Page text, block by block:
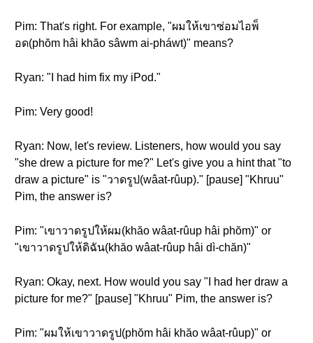
Pim: That's right. For example, "ผมให้เขาซ่อมไอพ็
อด(phŏm hâi khăo sâwm ai-pháwt)" means?
Ryan: "I had him fix my iPod."
Pim: Very good!
Ryan: Now, let's review. Listeners, how would you say
"she drew a picture for me?" Let's give you a hint that "to
draw a picture" is "วาดรูป(wâat-rûup)." [pause] "Khruu"
Pim, the answer is?
Pim: "เขาวาดรูปให้ผม(khăo wâat-rûup hâi phŏm)" or
"เขาวาดรูปให้ดิฉัน(khăo wâat-rûup hâi dì-chăn)"
Ryan: Okay, next. How would you say "I had her draw a
picture for me?" [pause] "Khruu" Pim, the answer is?
Pim: "ผมให้เขาวาดรูป(phŏm hâi khăo wâat-rûup)" or